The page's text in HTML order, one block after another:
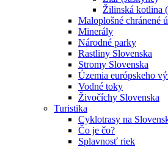
Žilinská kotlina
Maloplošné chránené
Minerály
Národné parky
Rastliny Slovenska
Stromy Slovenska
Územia európskeho
Vodné toky
Živočíchy Slovenska
Turistika
Cyklotrasy na
Čo je čo?
Splavnosť riek